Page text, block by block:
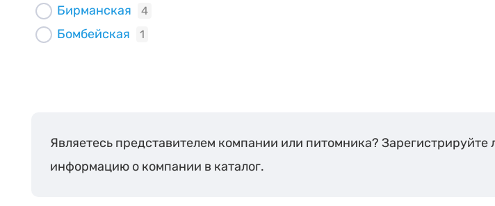
Бирманская 4
Бомбейская 1
Бурманская
Гималайская
Являетесь представителем компании или питомника? Зарегистрируйте
информацию о компании в каталог.